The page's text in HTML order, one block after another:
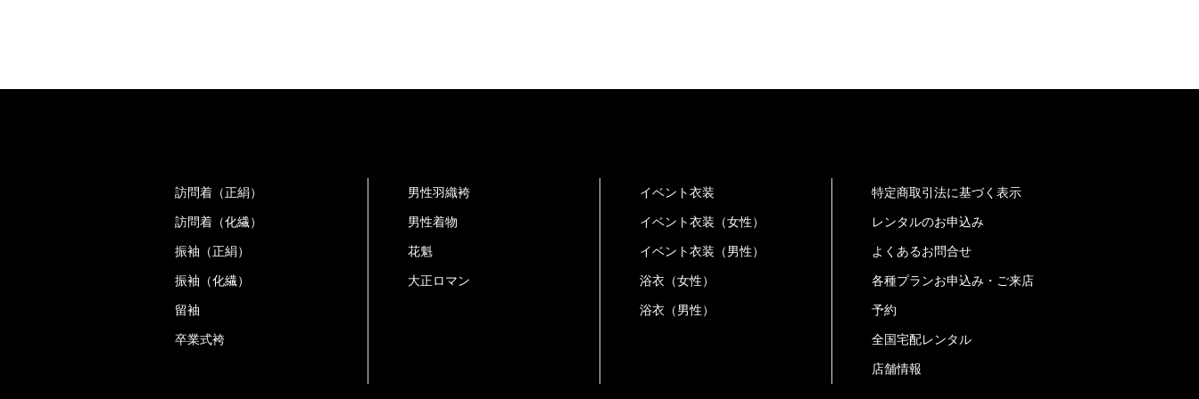
訪問着（正絹）
訪問着（化繊）
振袖（正絹）
振袖（化繊）
留袖
卒業式袴
男性羽織袴
男性着物
花魁
大正ロマン
イベント衣装
イベント衣装（女性）
イベント衣装（男性）
浴衣（女性）
浴衣（男性）
特定商取引法に基づく表示
レンタルのお申込み
よくあるお問合せ
各種プランお申込み・ご来店
予約
全国宅配レンタル
店舗情報